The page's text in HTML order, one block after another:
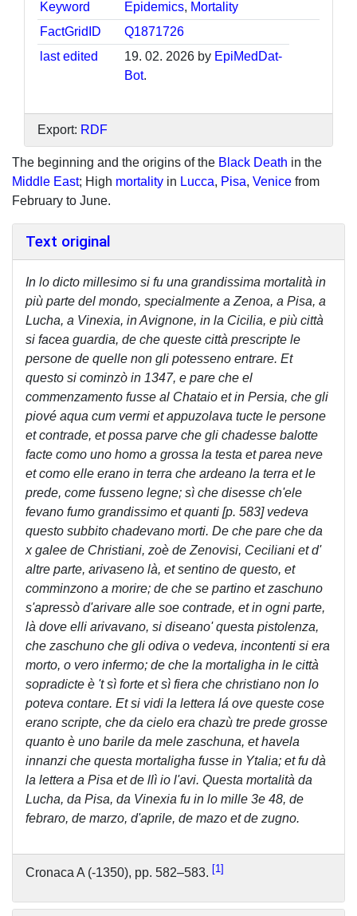
Keyword
Epidemics, Mortality
FactGridID
Q1871726
last edited
19. 02. 2026 by EpiMedDat-
Bot.
Export: RDF
The beginning and the origins of the Black Death in the
Middle East; High mortality in Lucca, Pisa, Venice from
February to June.
Text original
In lo dicto millesimo si fu una grandissima mortalità in
più parte del mondo, specialmente a Zenoa, a Pisa, a
Lucha, a Vinexia, in Avignone, in la Cicilia, e più città
si facea guardia, de che queste città prescripte le
persone de quelle non gli potesseno entrare. Et
questo si cominzò in 1347, e pare che el
commenzamento fusse al Chataio et in Persia, che gli
piové aqua cum vermi et appuzolava tucte le persone
et contrade, et possa parve che gli chadesse balotte
facte como uno homo a grossa la testa et parea neve
et como elle erano in terra che ardeano la terra et le
prede, come fusseno legne; sì che disesse ch'ele
fevano fumo grandissimo et quanti [p. 583] vedeva
questo subbito chadevano morti. De che pare che da
x galee de Christiani, zoè de Zenovisi, Ceciliani et d'
altre parte, arivaseno là, et sentino de questo, et
comminzono a morire; de che se partino et zaschuno
s'apressò d'arivare alle soe contrade, et in ogni parte,
là dove elli arivavano, si diseano' questa pistolenza,
che zaschuno che gli odiva o vedeva, incontenti si era
morto, o vero infermo; de che la mortaligha in le città
sopradicte è 't sì forte et sì fiera che christiano non lo
poteva contare. Et si vidi la lettera lá ove queste cose
erano scripte, che da cielo era chazù tre prede grosse
quanto è uno barile da mele zaschuna, et havela
innanzi che questa mortaligha fusse in Ytalia; et fu dà
la lettera a Pisa et de llì io l'avi. Questa mortalità da
Lucha, da Pisa, da Vinexia fu in lo mille 3e 48, de
febraro, de marzo, d'aprile, de mazo et de zugno.
Cronaca A (-1350), pp. 582–583. 1